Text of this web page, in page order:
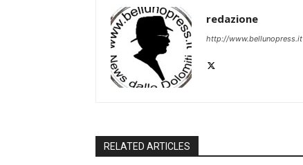
redazione
http://www.bellunopress.it
RELATED ARTICLES